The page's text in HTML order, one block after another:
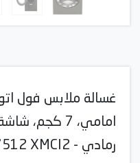
غسالة ملابس فول
امامي، 7 كجم،
رمادي - WTV 7512 XMCI2